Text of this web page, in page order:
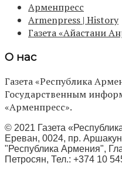
Арменпресс
Armenpress | History
Газета «Айастани
О нас
Газета «Республика
Государственным
«Арменпресс».
© 2021 Газета
Ереван, 0024, пр.
"Республика Армения",
Петросян, Тел.: +374 10